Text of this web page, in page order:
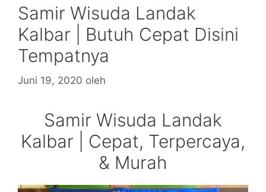
Samir Wisuda Landak
Kalbar | Butuh Cepat Disini
Tempatnya
Juni 19, 2020 oleh
Samir Wisuda Landak
Kalbar | Cepat, Terpercaya,
& Murah